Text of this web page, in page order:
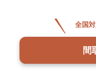
全国
間